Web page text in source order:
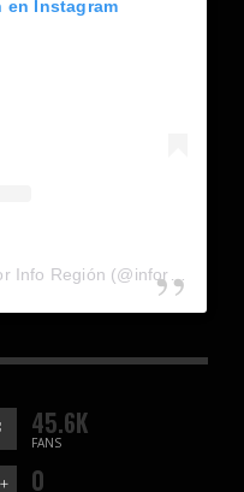
en Instagram
45.6K
FANS
0